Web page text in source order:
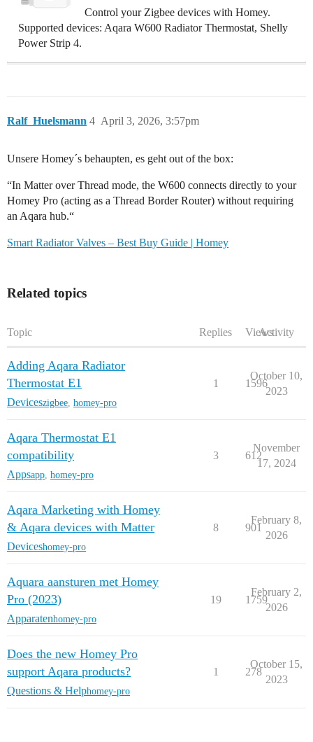
Control your Zigbee devices with Homey.
Supported devices: Aqara W600 Radiator Thermostat, Shelly
Power Strip 4.
Ralf_Huelsmann April 3, 2026, 3:57pm
4
Unsere Homey´s behaupten, es geht out of the box:
“In Matter over Thread mode, the W600 connects directly to your
Homey Pro (acting as a Thread Border Router) without requiring
an Aqara hub.“
Smart Radiator Valves – Best Buy Guide | Homey
Related topics
Topic Replies ViewsActivity
Adding Aqara Radiator
Thermostat E1
Deviceszigbee homey-pro
1 1596
October 10,
2023
Aqara Thermostat E1
compatibility
Appsapp homey-pro
3 612
November
17, 2024
Aqara Marketing with Homey
& Aqara devices with Matter
Deviceshomey-pro
8 901
February 8,
2026
Aquara aansturen met Homey
Pro (2023)
Apparatenhomey-pro
19 1759
February 2,
2026
Does the new Homey Pro
support Aqara products?
Questions & Helphomey-pro
1 278
October 15,
2023